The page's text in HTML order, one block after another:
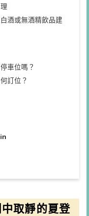
酒或無酒精飲品建
車位嗎？
訂位？
取靜的夏登